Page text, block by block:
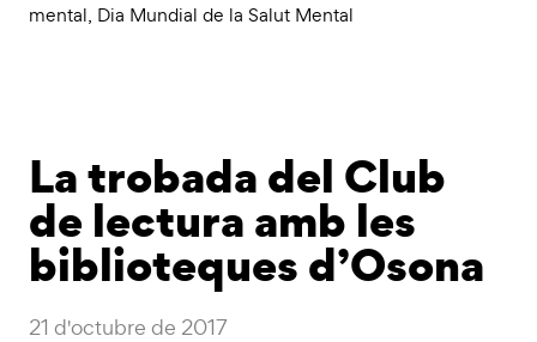
mental, Dia Mundial de la Salut Mental
La trobada del Club
de lectura amb les
biblioteques d’Osona
21 d'octubre de 2017